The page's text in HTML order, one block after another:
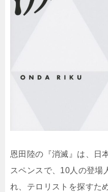
恩田陸の『消滅』は、日
スペンスで、10人の登場
れ、テロリストを探すた